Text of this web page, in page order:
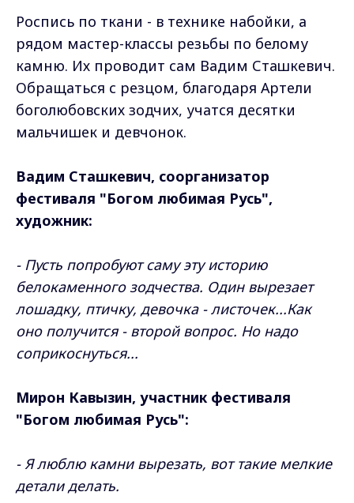
Роспись по ткани - в технике набойки, а
рядом мастер-классы резьбы по белому
камню. Их проводит сам Вадим Сташкевич.
Обращаться с резцом, благодаря Артели
боголюбовских зодчих, учатся десятки
мальчишек и девчонок.
Вадим Сташкевич, соорганизатор
фестиваля "Богом любимая Русь",
художник:
- Пусть попробуют саму эту историю
белокаменного зодчества. Один вырезает
лошадку, птичку, девочка - листочек...Как
оно получится - второй вопрос. Но надо
соприкоснуться...
Мирон Кавызин, участник фестиваля
"Богом любимая Русь":
- Я люблю камни вырезать, вот такие мелкие
детали делать.